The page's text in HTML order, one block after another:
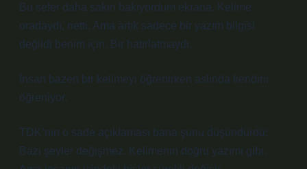
Bu sefer daha sakin bakıyordum ekrana. Kelime
oradaydı, netti. Ama artık sadece bir yazım bilgisi
değildi benim için. Bir hatırlatmaydı.
İnsan bazen bir kelimeyi öğrenirken aslında kendini
öğreniyor.
TDK’nın o sade açıklaması bana şunu düşündürdü:
Bazı şeyler değişmez. Kelimenin doğru yazımı gibi.